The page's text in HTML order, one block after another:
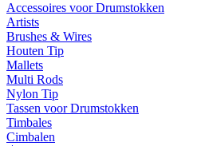
Accessoires voor Drumstokken
Artists
Brushes & Wires
Houten Tip
Mallets
Multi Rods
Nylon Tip
Tassen voor Drumstokken
Timbales
Cimbalen